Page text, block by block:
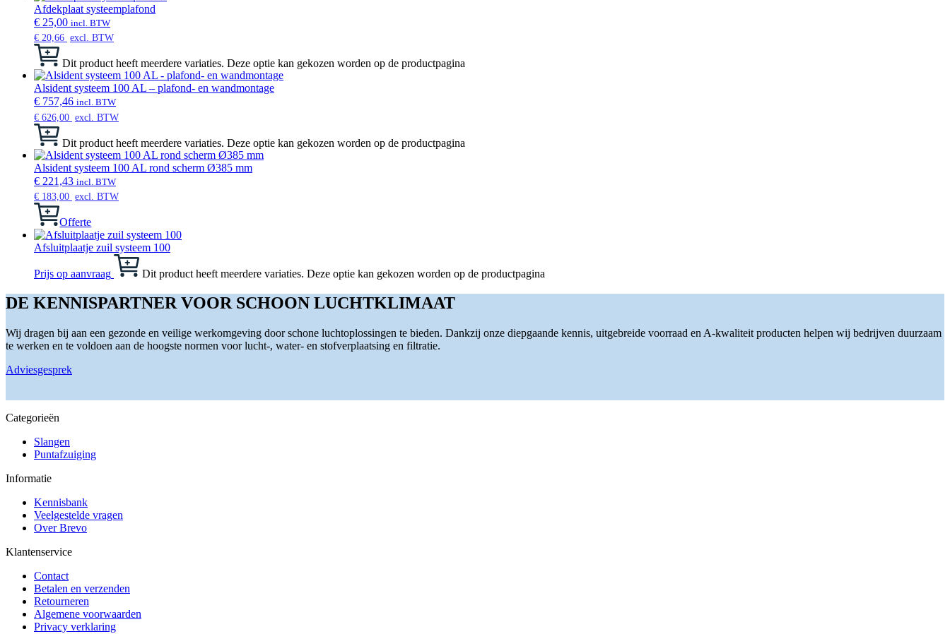
Afdekplaat systeemplafond
€ 25,00 incl. BTW
€ 20,66 excl. BTW
Dit product heeft meerdere variaties. Deze optie kan gekozen worden op de productpagina
Alsident systeem 100 AL – plafond- en wandmontage
€ 757,46 incl. BTW
€ 626,00 excl. BTW
Dit product heeft meerdere variaties. Deze optie kan gekozen worden op de productpagina
Alsident systeem 100 AL rond scherm Ø385 mm
€ 221,43 incl. BTW
€ 183,00 excl. BTW
Offerte
Afsluitplaatje zuil systeem 100
Prijs op aanvraag Dit product heeft meerdere variaties. Deze optie kan gekozen worden op de productpagina
DE KENNISPARTNER VOOR SCHOON LUCHTKLIMAAT
Wij dragen bij aan een gezonde en veilige werkomgeving door schone luchtoplossingen te bieden. Dankzij onze diepgaande kennis, uitgebreide voorraad en A-kwaliteit producten helpen wij bedrijven duurzaam
te werken en te voldoen aan de hoogste normen voor lucht-, water- en stofverplaatsing en filtratie.
Adviesgesprek
Categorieën
Slangen
Puntafzuiging
Informatie
Kennisbank
Veelgestelde vragen
Over Brevo
Klantenservice
Contact
Betalen en verzenden
Retourneren
Algemene voorwaarden
Privacy verklaring